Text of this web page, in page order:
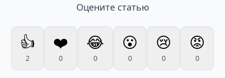
Оцените статью
👍
2
❤️
0
😂
0
😮
0
😢
0
😡
0